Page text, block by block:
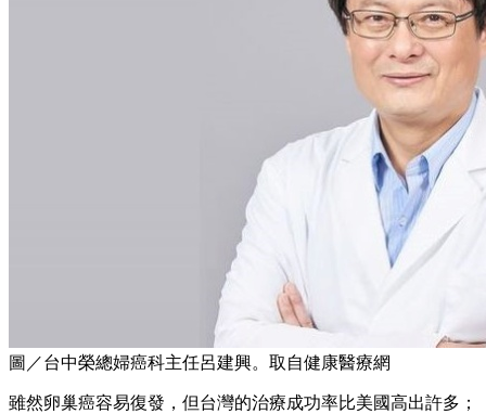
圖／台中榮總婦癌科主任呂建興。取自健康醫療網
雖然卵巢癌容易復發，但台灣的治療成功率比美國高出許多；